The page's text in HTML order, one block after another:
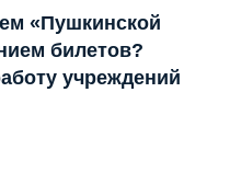
«Пушкинской
билетов?
учреждений